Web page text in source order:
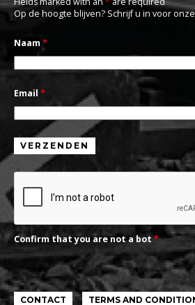
Op de hoogte blijven? Schrijf u in voor
Naam*
Email *
Confirm that you are not a bot*
CONTACT TERMS AND